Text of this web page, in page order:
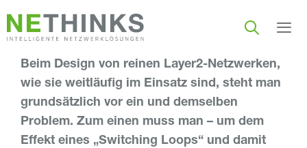
Inhalt
springen
Beim Design von reinen Layer2-Netzwerken,
wie sie weitläufig im Einsatz sind, steht man
grundsätzlich vor ein und demselben
Problem. Zum einen muss man – um dem
Effekt eines „Switching Loops“ und damit